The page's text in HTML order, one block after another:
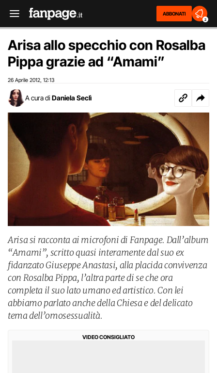
ABBONATI
2
Arisa allo specchio con Rosalba
Pippa grazie ad “Amami”
26 Aprile 2012 12:13
A cura di Daniela Seclì
Arisa si racconta ai microfoni di Fanpage. Dall’album
“Amami”, scritto quasi interamente dal suo ex
fidanzato Giuseppe Anastasi, alla placida convivenza
con Rosalba Pippa, l’altra parte di se che ora
completa il suo lato umano ed artistico. Con lei
abbiamo parlato anche della Chiesa e del delicato
tema dell’omosessualità.
VIDEO CONSIGLIATO